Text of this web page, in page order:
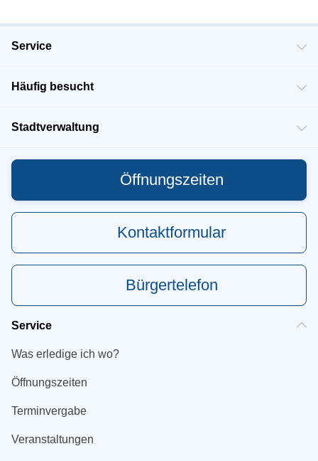
Service
Häufig besucht
Stadtverwaltung
Öffnungszeiten
Kontaktformular
Bürgertelefon
Service
Was erledige ich wo?
Öffnungszeiten
Terminvergabe
Veranstaltungen